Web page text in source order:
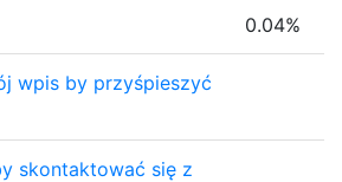
0.04%
wpis by przyśpieszyć
skontaktować się z